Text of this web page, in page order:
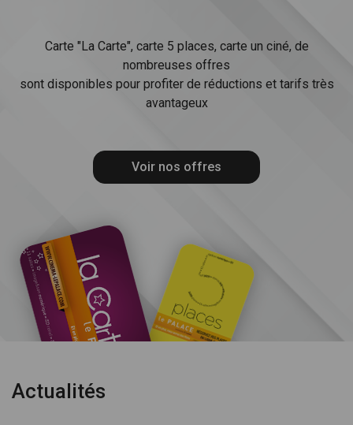
Carte "La Carte", carte 5 places, carte un ciné, de
nombreuses offres
sont disponibles pour profiter de réductions et tarifs très
avantageux
Voir nos offres
Actualités